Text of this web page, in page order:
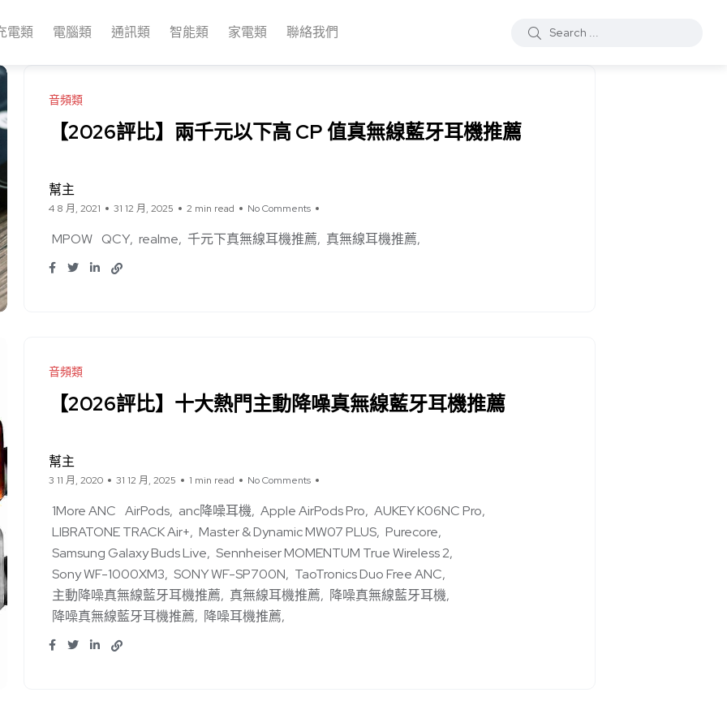
電類 電腦類 通訊類 智能類 家電類 聯絡我們
音頻類
【2026評比】兩千元以下高 CP 值真無線藍牙耳機推薦
幫主
4 8 月, 2021 31 12 月, 2025 2 min read No Comments
MPOW QCY realme 千元下真無線耳機推薦 真無線耳機推薦
音頻類
【2026評比】十大熱門主動降噪真無線藍牙耳機推薦
幫主
3 11 月, 2020 31 12 月, 2025 1 min read No Comments
1More ANC AirPods anc降噪耳機 Apple AirPods Pro AUKEY K06NC Pro
LIBRATONE TRACK Air+ Master & Dynamic MW07 PLUS Purecore
Samsung Galaxy Buds Live Sennheiser MOMENTUM True Wireless 2
Sony WF-1000XM3 SONY WF-SP700N
TaoTronics Duo Free ANC
主動降噪真無線藍牙耳機推薦
真無線耳機推薦
降噪真無線藍牙耳機
降噪真無線藍牙耳機推薦
降噪耳機推薦